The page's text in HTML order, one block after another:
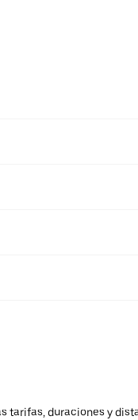
tarifas, duraciones y